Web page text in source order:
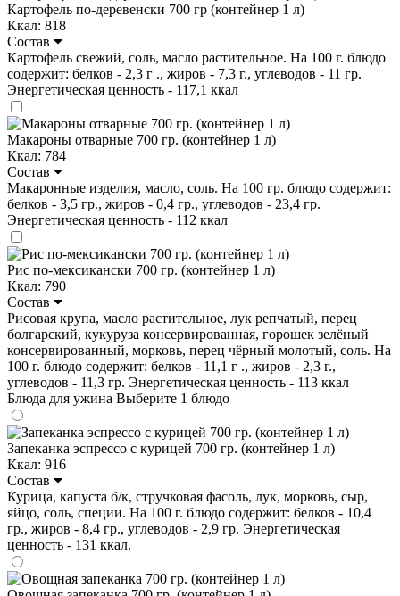
Картофель по-деревенски 700 гр (контейнер 1 л)
Ккал: 818
Состав
Картофель свежий, соль, масло растительное. На 100 г. блюдо
содержит: белков - 2,3 г ., жиров - 7,3 г., углеводов - 11 гр.
Энергетическая ценность - 117,1 ккал
Макароны отварные 700 гр. (контейнер 1 л)
Ккал: 784
Состав
Макаронные изделия, масло, соль. На 100 гр. блюдо содержит:
белков - 3,5 гр., жиров - 0,4 гр., углеводов - 23,4 гр.
Энергетическая ценность - 112 ккал
Рис по-мексикански 700 гр. (контейнер 1 л)
Ккал: 790
Состав
Рисовая крупа, масло растительное, лук репчатый, перец
болгарский, кукуруза консервированная, горошек зелёный
консервированный, морковь, перец чёрный молотый, соль. На
100 г. блюдо содержит: белков - 11,1 г ., жиров - 2,3 г.,
углеводов - 11,3 гр. Энергетическая ценность - 113 ккал
Блюда для ужина Выберите 1 блюдо
Запеканка эспрессо с курицей 700 гр. (контейнер 1 л)
Ккал: 916
Состав
Курица, капуста б/к, стручковая фасоль, лук, морковь, сыр,
яйцо, соль, специи. На 100 г. блюдо содержит: белков - 10,4
гр., жиров - 8,4 гр., углеводов - 2,9 гр. Энергетическая
ценность - 131 ккал.